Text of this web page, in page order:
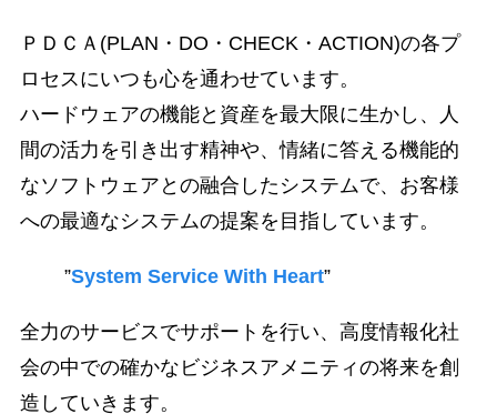
ＰＤＣＡ(PLAN・DO・CHECK・ACTION)の各プ
ロセスにいつも心を通わせています。
ハードウェアの機能と資産を最大限に生かし、人
間の活力を引き出す精神や、情緒に答える機能的
なソフトウェアとの融合したシステムで、お客様
への最適なシステムの提案を目指しています。
”System Service With Heart”
全力のサービスでサポートを行い、高度情報化社
会の中での確かなビジネスアメニティの将来を創
造していきます。